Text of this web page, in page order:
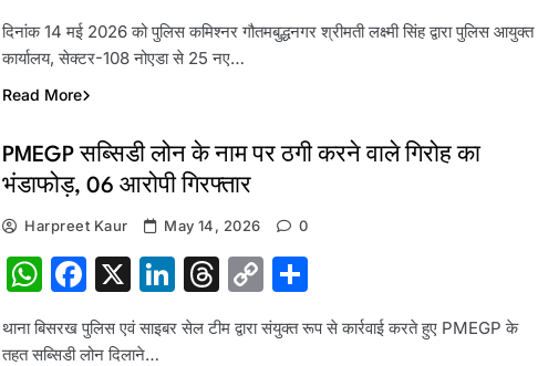
दिनांक 14 मई 2026 को पुलिस कमिश्नर गौतमबुद्धनगर श्रीमती लक्ष्मी सिंह द्वारा पुलिस आयुक्त
कार्यालय, सेक्टर-108 नोएडा से 25 नए…
Read More
PMEGP सब्सिडी लोन के नाम पर ठगी करने वाले गिरोह का
भंडाफोड़, 06 आरोपी गिरफ्तार
Harpreet Kaur May 14, 2026 0
WhatsApp
Facebook
X LinkedIn
Threads
Copy
Link
Share
थाना बिसरख पुलिस एवं साइबर सेल टीम द्वारा संयुक्त रूप से कार्रवाई करते हुए PMEGP के
तहत सब्सिडी लोन दिलाने…